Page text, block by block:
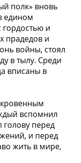
полк» вновь
едином
и
прадедов и
войны, стоял
в тылу. Среди
вписаны в
вспомнил
голову перед
и перед
жить в мире,